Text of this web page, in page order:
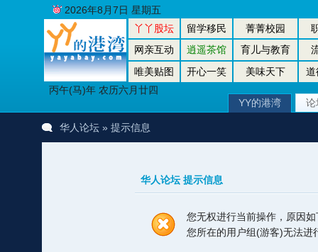
丫丫股坛 留学移民 菁菁校园
网亲互动
逍遥茶馆 育儿与教育
唯美贴图
开心一笑 美味天下
道
丙午(马)年 农历六月廿四
2026年8月7日 星期五
YY的港湾 论
华人论坛» 提示信息
华人论坛 提示信息
您无权进行当前操作，原因如
您所在的用户组(游客)无法进